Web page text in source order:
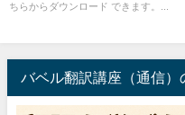
ちらからダウンロード できます。...
バベル翻訳講座（通信）